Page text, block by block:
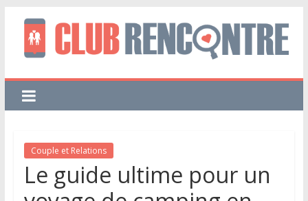
Couple et Relations
Le guide ultime pour un